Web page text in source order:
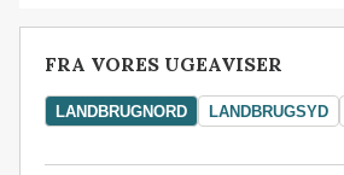
FRA VORES UGEAVISER
LANDBRUGNORD LANDBRUGSYD